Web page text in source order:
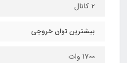
2 کانال
بیشترین توان خروجی
1700 وات